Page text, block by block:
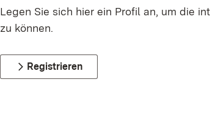
Legen Sie sich hier ein Profil an, um die
zu können.
Registrieren